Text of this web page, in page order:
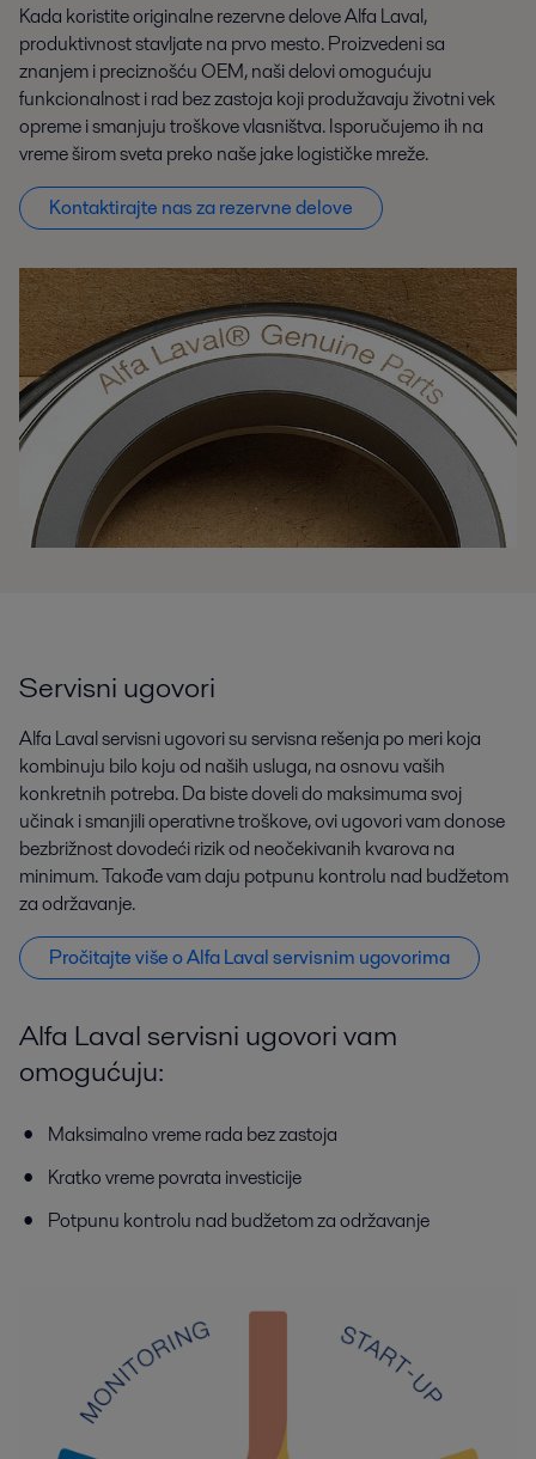
Kada koristite originalne rezervne delove Alfa Laval,
produktivnost stavljate na prvo mesto. Proizvedeni sa
znanjem i preciznošću OEM, naši delovi omogućuju
funkcionalnost i rad bez zastoja koji produžavaju životni vek
opreme i smanjuju troškove vlasništva. Isporučujemo ih na
vreme širom sveta preko naše jake logističke mreže.
Kontaktirajte nas za rezervne delove
Servisni ugovori
Alfa Laval servisni ugovori su servisna rešenja po meri koja
kombinuju bilo koju od naših usluga, na osnovu vaših
konkretnih potreba. Da biste doveli do maksimuma svoj
učinak i smanjili operativne troškove, ovi ugovori vam donose
bezbrižnost dovodeći rizik od neočekivanih kvarova na
minimum. Takođe vam daju potpunu kontrolu nad budžetom
za održavanje.
Pročitajte više o Alfa Laval servisnim ugovorima
Alfa Laval servisni ugovori vam
omogućuju:
Maksimalno vreme rada bez zastoja
Kratko vreme povrata investicije
Potpunu kontrolu nad budžetom za održavanje